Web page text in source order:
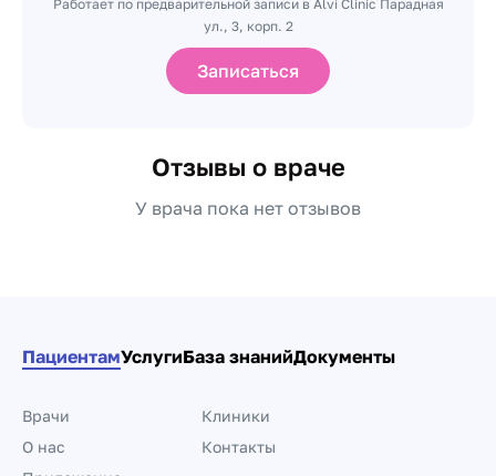
Работает по предварительной записи в Alvi Clinic Парадная
ул., 3, корп. 2
Записаться
Отзывы о враче
У врача пока нет отзывов
ПациентамУслугиБаза знанийДокументы
Врачи
Клиники
О нас
Контакты